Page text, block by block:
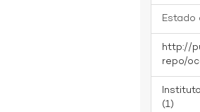
Estado
http://
repo/
(1)